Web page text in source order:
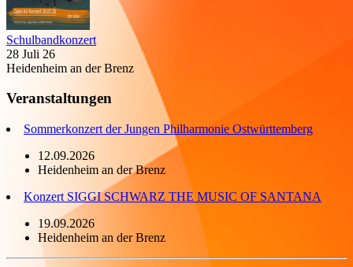
Schulbandkonzert
28 Juli 26
Heidenheim an der Brenz
Veranstaltungen
Sommerkonzert der Jungen Philharmonie Ostwürttemberg
12.09.2026
Heidenheim an der Brenz
Konzert SIGGI SCHWARZ THE MUSIC OF SANTANA
19.09.2026
Heidenheim an der Brenz